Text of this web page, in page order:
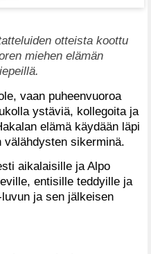
otteista koottu
miehen elämän
vaan puheenvuoroa
ystäviä, kollegoita ja
elämä käydään läpi
sikerminä.
aikalaisille ja Alpo
entisille teddyille ja
ja sen jälkeisen